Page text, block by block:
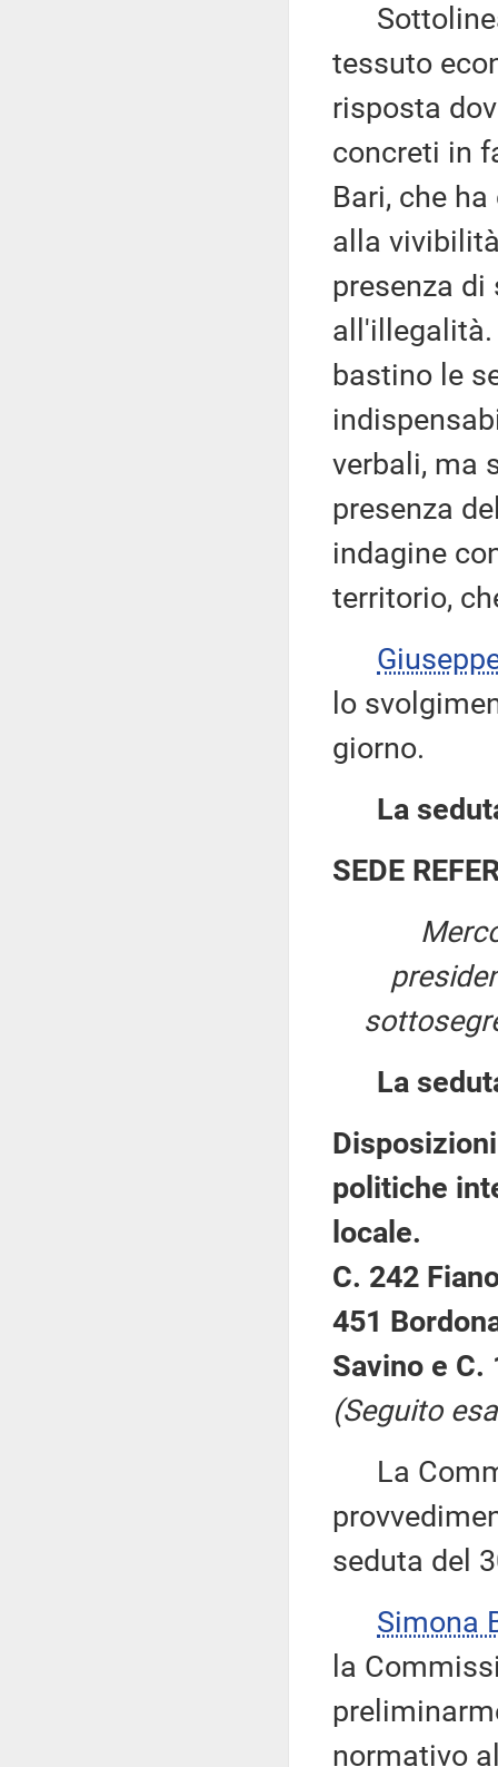
tessuto
risposta
concreti in
Bari, che
alla
presenza
all'illegalità.
bastino le
verbali, ma
presenza
indagine
territorio,
lo
giorno.
La
SEDE
La
politiche
locale.
C. 242
451
Savino e C.
(Seguito
La
seduta del
Simona
la
normativo